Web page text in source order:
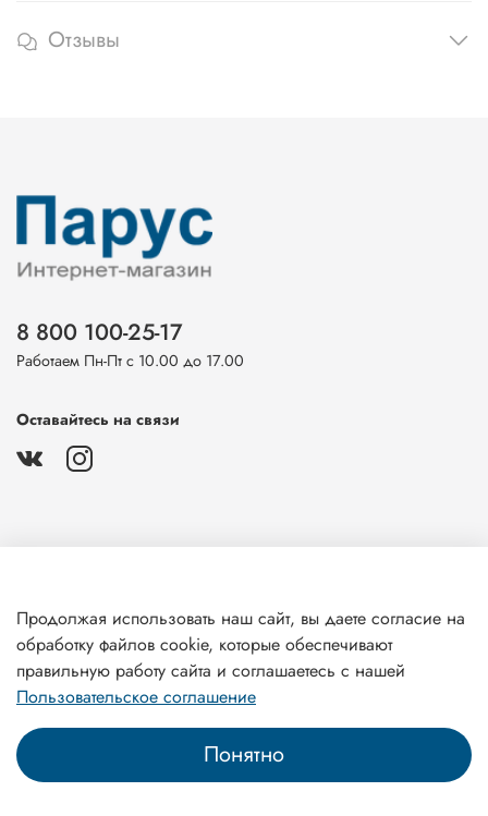
Отзывы
Клиентам
8 800 100-25-17
Работаем Пн-Пт с 10.00 до 17.00
Оставайтесь на связи
Продолжая использовать наш сайт, вы даете согласие на
обработку файлов cookie, которые обеспечивают
правильную работу сайта и соглашаетесь с нашей
Пользовательское соглашение
Понятно